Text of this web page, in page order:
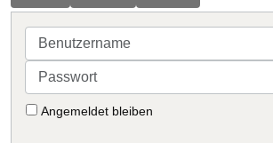
Benutzername
Passwort
Angemeldet bleiben